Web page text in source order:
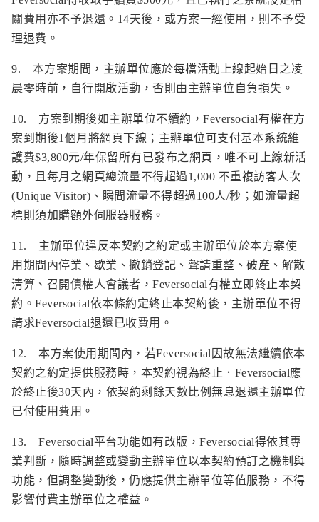
關費用亦不予退還。14天後，或方案一經使用，則不予受
理退費。
9. 本方案期間，主辦單位應於每檔活動上線起始日之凌
晨零時前，自行開啟活動，否則由主辦單位自負損失。
10. 方案到期後如主辦單位不續約，Feversocial有權在方
案到期後1個月將網頁下線；主辦單位可支付基本系統維
護費$3,800元/年保留所有已發布之網頁，唯不可上線新活
動，且每月之網頁總流量不得超過1,000 不重複訪客人次
(Unique Visitor)、瞬間流量不得超過100人/秒；如流量超
標則須加購額外伺服器服務。
11. 主辦單位違反本契約之約定或主辦單位於本方案使
用期間內停業、歇業、撤銷登記、聲請重整、破產、解散
清算、召開債權人會議者，Feversocial有權立即終止本契
約。Feversocial依本條約定終止本契約後，主辦單位不得
請求Feversocial退還已收費用。
12. 本方案使用期間內，若Feversocial因故無法繼續依本
契約之約定提供服務時，本契約視為終止．Feversocial應
於終止後30天內，依契約剩餘天數比例無息退還主辦單位
已付使用費用。
13. Feversocial平台功能如有改版，Feversocial得依其專
業判斷，隨時調整或變動主辦單位以本契約預訂之機制與
功能，但調整變動後，仍應提供主辦單位等值服務，不得
影響付費主辦單位之權益。